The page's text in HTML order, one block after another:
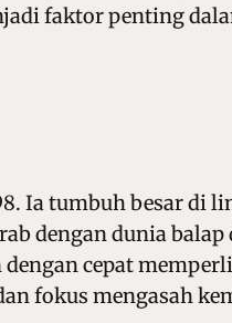
faktor penting
Ia tumbuh besar
dengan dunia
cepat
fokus mengasah